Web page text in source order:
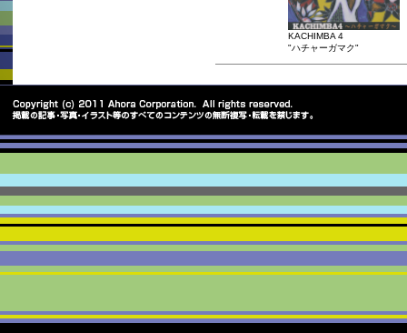
KACHIMBA 4
"ハチャーガマク"